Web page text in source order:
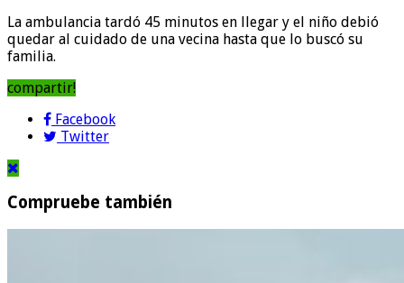
La ambulancia tardó 45 minutos en llegar y el niño debió
quedar al cuidado de una vecina hasta que lo buscó su
familia.
compartir!
Facebook
Twitter
Compruebe también